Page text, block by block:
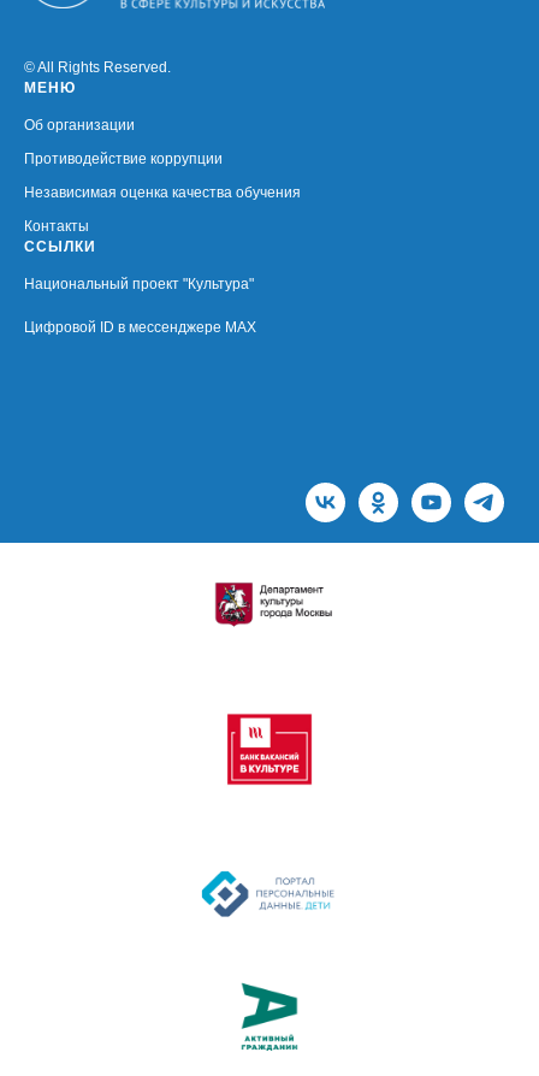
© All Rights Reserved.
МЕНЮ
Об организации
Противодействие коррупции
Независимая оценка качества обучения
Контакты
ССЫЛКИ
Национальный проект "Культура"
Цифровой ID в мессенджере MAX